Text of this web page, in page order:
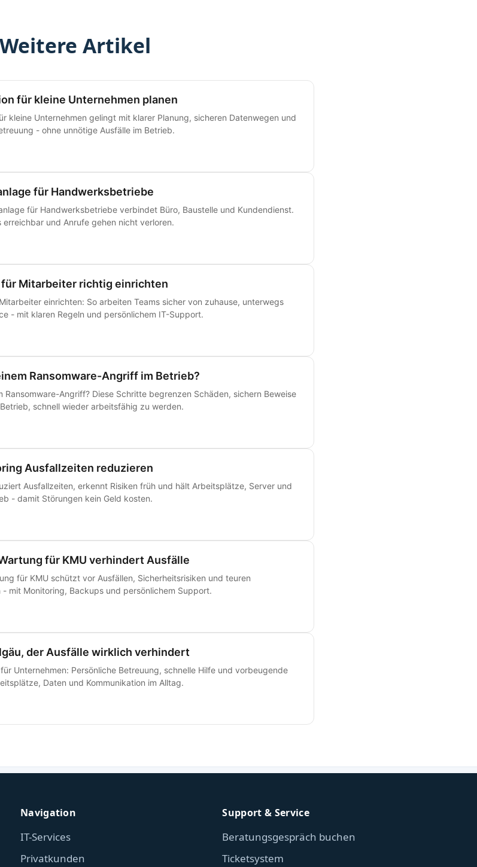
Weitere Artikel
für kleine Unternehmen planen
kleine Unternehmen gelingt mit klarer Planung, sicheren Datenwegen und
- ohne unnötige Ausfälle im Betrieb.
für Handwerksbetriebe
für Handwerksbetriebe verbindet Büro, Baustelle und Kundendienst.
erreichbar und Anrufe gehen nicht verloren.
für Mitarbeiter richtig einrichten
einrichten: So arbeiten Teams sicher von zuhause, unterwegs
- mit klaren Regeln und persönlichem IT-Support.
Ransomware-Angriff im Betrieb?
Ransomware-Angriff? Diese Schritte begrenzen Schäden, sichern Beweise
schnell wieder arbeitsfähig zu werden.
Ausfallzeiten reduzieren
Ausfallzeiten, erkennt Risiken früh und hält Arbeitsplätze, Server und
- damit Störungen kein Geld kosten.
für KMU verhindert Ausfälle
für KMU schützt vor Ausfällen, Sicherheitsrisiken und teuren
- mit Monitoring, Backups und persönlichem Support.
der Ausfälle wirklich verhindert
Unternehmen: Persönliche Betreuung, schnelle Hilfe und vorbeugende
Daten und Kommunikation im Alltag.
Navigation
IT-Services
Privatkunden
Support & Service
Beratungsgespräch buchen
Ticketsystem